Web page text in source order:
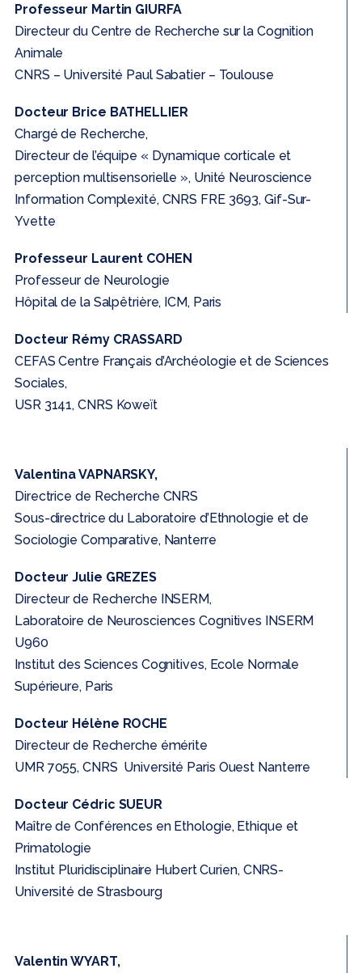
Professeur Martin GIURFA
Directeur du Centre de Recherche sur la Cognition
Animale
CNRS – Université Paul Sabatier – Toulouse
Docteur Brice BATHELLIER
Chargé de Recherche,
Directeur de l’équipe « Dynamique corticale et
perception multisensorielle », Unité Neuroscience
Information Complexité, CNRS FRE 3693, Gif-Sur-
Yvette
Professeur Laurent COHEN
Professeur de Neurologie
Hôpital de la Salpêtrière, ICM, Paris
Docteur Rémy CRASSARD
CEFAS Centre Français d’Archéologie et de Sciences
Sociales,
USR 3141, CNRS Koweït
Valentina VAPNARSKY,
Directrice de Recherche CNRS
Sous-directrice du Laboratoire d’Ethnologie et de
Sociologie Comparative, Nanterre
Docteur Julie GREZES
Directeur de Recherche INSERM,
Laboratoire de Neurosciences Cognitives INSERM
U960
Institut des Sciences Cognitives, Ecole Normale
Supérieure, Paris
Docteur Hélène ROCHE
Directeur de Recherche émérite
UMR 7055, CNRS Université Paris Ouest Nanterre
Docteur Cédric SUEUR
Maître de Conférences en Ethologie, Ethique et
Primatologie
Institut Pluridisciplinaire Hubert Curien, CNRS-
Université de Strasbourg
Valentin WYART,